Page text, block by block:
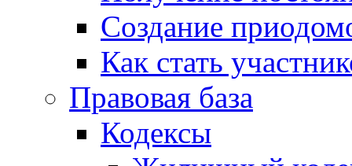
Создание
Как стать
Правовая база
Кодексы